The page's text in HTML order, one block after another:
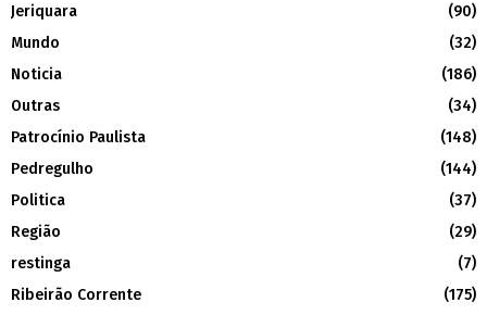
Jeriquara
(90)
Mundo
(32)
Noticia
(186)
Outras
(34)
Patrocínio Paulista
(148)
Pedregulho
(144)
Politica
(37)
Região
(29)
restinga
(7)
Ribeirão Corrente
(175)